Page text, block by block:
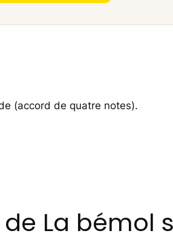
(accord de quatre notes).
La bémol